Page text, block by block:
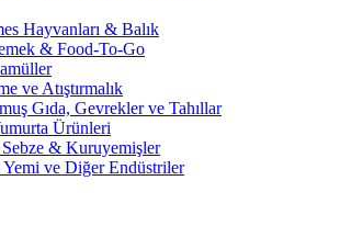
Hayvanları & Balık
& Food-To-Go
ve Atıştırmalık
Gıda, Gevrekler ve Tahıllar
Ürünleri
& Kuruyemişler
ve Diğer Endüstriler